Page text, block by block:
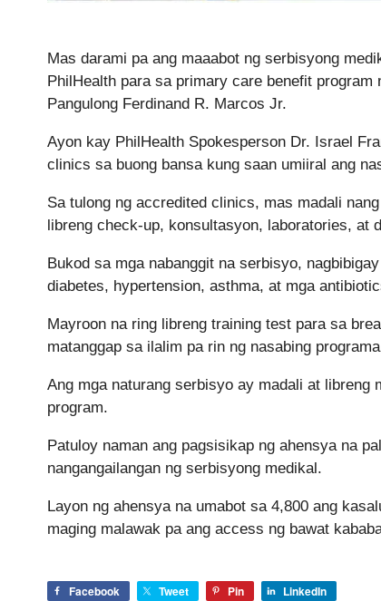
Mas darami pa ang maaabot ng serbisyong
PhilHealth para sa primary care benefit program
Pangulong Ferdinand R. Marcos Jr.
Ayon kay PhilHealth Spokesperson Dr. Israel
clinics sa buong bansa kung saan umiiral ang
Sa tulong ng accredited clinics, mas madali
libreng check-up, konsultasyon, laboratories, at
Bukod sa mga nabanggit na serbisyo,
diabetes, hypertension, asthma, at mga
Mayroon na ring libreng training test para sa
matanggap sa ilalim pa rin ng nasabing
Ang mga naturang serbisyo ay madali at libreng
program.
Patuloy naman ang pagsisikap ng ahensya na
nangangailangan ng serbisyong medikal.
Layon ng ahensya na umabot sa 4,800 ang
maging malawak pa ang access ng bawat
Facebook Tweet Pin LinkedIn